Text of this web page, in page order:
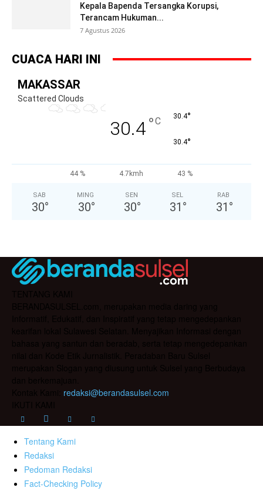
Kepala Bapenda Tersangka Korupsi,
Terancam Hukuman...
7 Agustus 2026
CUACA HARI INI
MAKASSAR
Scattered Clouds
30.4°C 30.4°
30.4°
44 % 4.7kmh 43 %
SAB
30°
MING
30°
SEN
30°
SEL
31 °
RAB
31 °
redaksi@berandasulsel.com
Tentang Kami
Redaksi
Pedoman Redaksi
Fact-Checking Policy